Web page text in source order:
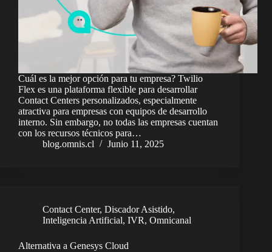
Cuál es la mejor opción para tu empresa? Twilio
Flex es una plataforma flexible para desarrollar
Contact Centers personalizados, especialmente
atractiva para empresas con equipos de desarrollo
interno. Sin embargo, no todas las empresas cuentan
con los recursos técnicos para…
blog.omnis.cl
Junio 11, 2025
Contact Center, Discador Asistido,
Inteligencia Artificial, IVR, Omnicanal
Alternativa a Genesys Cloud